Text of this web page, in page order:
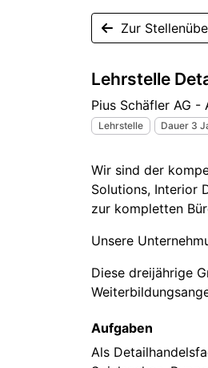
Zur
Lehrstelle
Pius Schäfler AG -
Lehrstelle Dauer 3
Wir sind der
Solutions, Interior
zur kompletten
Unsere
Diese dreijährige
Aufgaben
Als